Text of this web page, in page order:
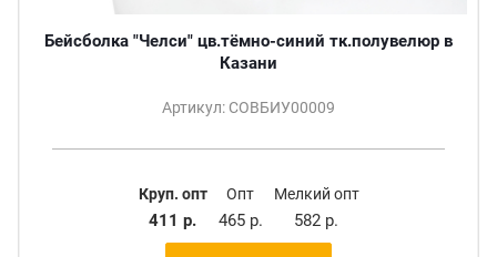
Бейсболка "Челси" цв.тёмно-синий тк.полувелюр в
Казани
Артикул: СОВБИУ00009
Круп. опт
411 р.
Опт
465 р.
Мелкий опт
582 р.